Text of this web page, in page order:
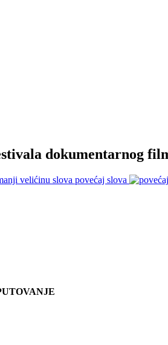
dokumentarnog
povećaj slova